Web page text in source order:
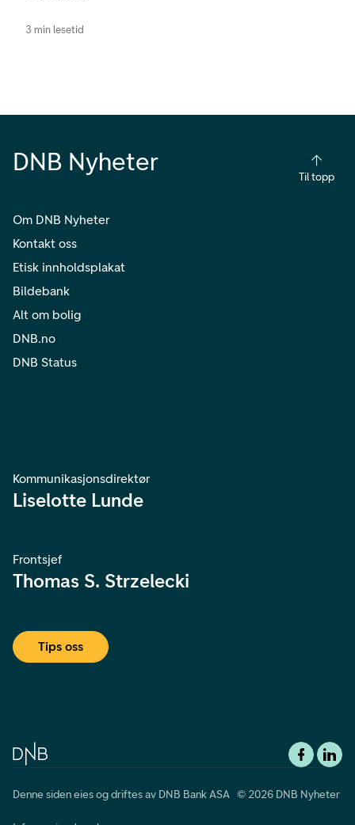
3 min lesetid
DNB Nyheter
Til topp
Om DNB Nyheter
Kontakt oss
Etisk innholdsplakat
Bildebank
Alt om bolig
DNB.no
DNB Status
Kommunikasjonsdirektør
Liselotte Lunde
Frontsjef
Thomas S. Strzelecki
Tips oss
Denne siden eies og driftes av DNB Bank ASA © 2026 DNB Nyheter